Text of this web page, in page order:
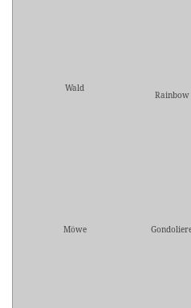
Wald
Rainbow
Möwe